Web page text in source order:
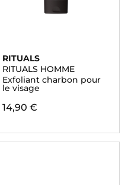
RITUALS
RITUALS HOMME
Exfoliant charbon pour
le visage
14,90 €